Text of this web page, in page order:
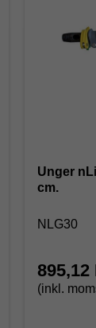
Unger
cm.
NLG30
895,12
(inkl.